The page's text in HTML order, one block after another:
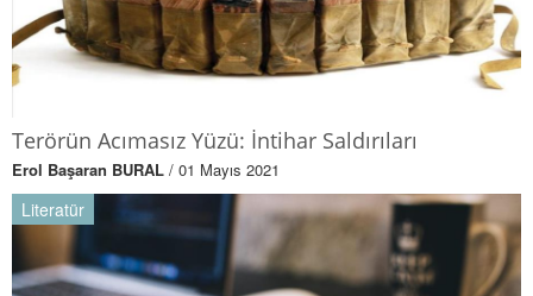
Terörün Acımasız Yüzü: İntihar Saldırıları
Erol Başaran BURAL / 01 Mayıs 2021
Literatür